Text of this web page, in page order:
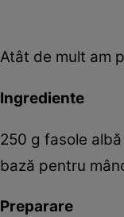
Atât de mult am
Ingrediente
250 g fasole
bază pentru
Preparare